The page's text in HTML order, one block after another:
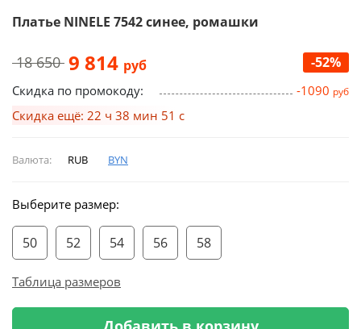
Платье NINELE 7542 синее, ромашки
18 650 9 814 руб -52%
Скидка по промокоду: -1090 руб
Скидка ещё: 22 ч 38 мин 51 с
Валюта: RUB BYN
Выберите размер:
50 52 54 56 58
Таблица размеров